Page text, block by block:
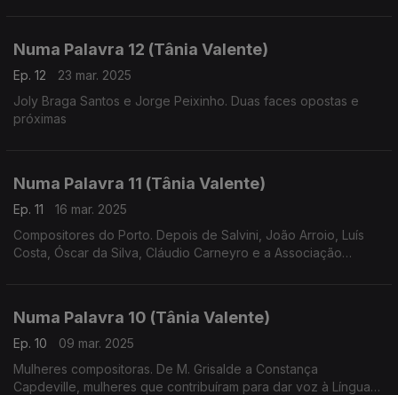
Numa Palavra 12 (Tânia Valente)
Ep. 12
23 mar. 2025
Joly Braga Santos e Jorge Peixinho. Duas faces opostas e
próximas
Numa Palavra 11 (Tânia Valente)
Ep. 11
16 mar. 2025
Compositores do Porto. Depois de Salvini, João Arroio, Luís
Costa, Óscar da Silva, Cláudio Carneyro e a Associação
Numa Palavra 10 (Tânia Valente)
Ep. 10
09 mar. 2025
Mulheres compositoras. De M. Grisalde a Constança
Capdeville, mulheres que contribuíram para dar voz à Língua